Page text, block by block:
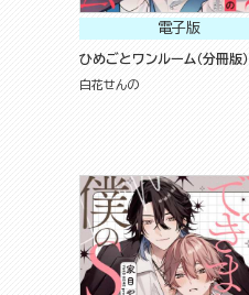
電子版
ひめごとワンルーム（分冊版）
白花せんの